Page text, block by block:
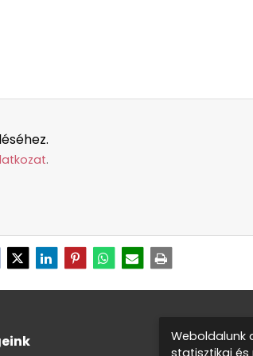
.
Weboldalunk
statisztikai